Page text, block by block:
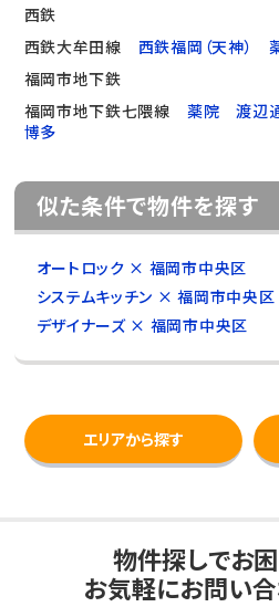
西鉄
西鉄大牟田線
西鉄福岡（天神）
福岡市地下鉄
福岡市地下鉄七隈線
薬院 渡辺
博多
似た条件で物件を探す
オートロック × 福岡市中央区
システムキッチン × 福岡市中央区
デザイナーズ × 福岡市中央区
エリアから探す
物件探しでお困
お気軽にお問い